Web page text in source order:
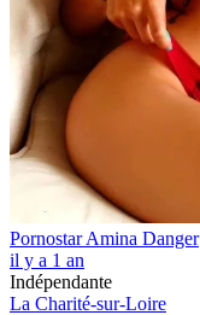
Pornostar Amina Danger
il y a 1 an
Indépendante
La Charité-sur-Loire